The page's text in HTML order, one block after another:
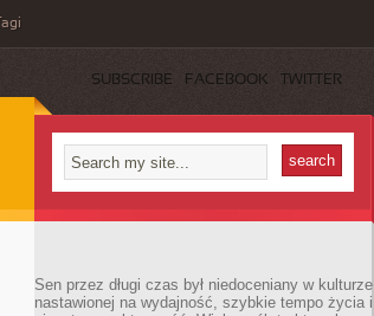
Tagi
SUBSCRIBE FACEBOOK TWITTER
Sen przez długi czas był niedoceniany w kulturze
nastawionej na wydajność, szybkie tempo życia i